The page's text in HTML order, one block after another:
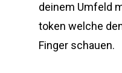
deinem Umfeld
token welche
Finger schauen.